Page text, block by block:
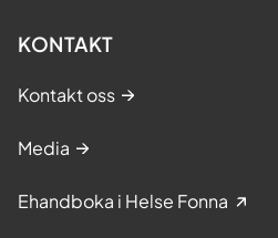
KONTAKT
Kontakt oss
Media
Ehandboka i Helse Fonna